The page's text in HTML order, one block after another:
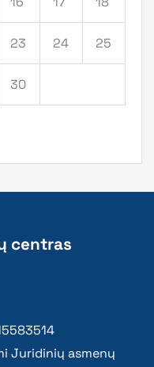
23 24 25
30
centras
Juridinių asmenų